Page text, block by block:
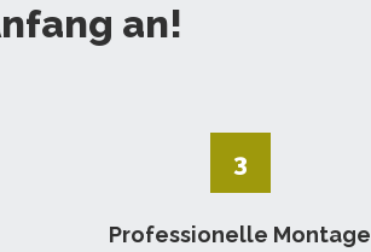
an!
3
Professionelle Montage